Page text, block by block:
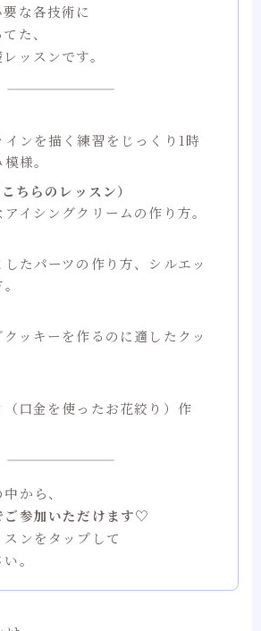
な各技術に
た、
ッスンです。
インを描く練習をじっくり1時
様。
ちらのレッスン）
イシングクリームの作り方。
たパーツの作り方、シルエッ
クッキーを作るのに適したクッ
（口金を使ったお花絞り）作
から、
ご参加いただけます♡
ンをタップして
。